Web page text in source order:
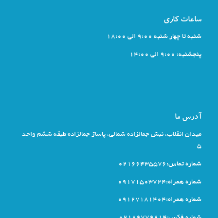
ساعات کاری
شنبه تا چهار شنبه 9:00 الی 18:00
پنجشنبه: 9:00 الی 14:00
آدرس ما
میدان انقلاب، نبش جمالزاده شمالی، پاساژ جمالزاده طبقه ششم واحد
5
شماره تماس:02166435576
شماره همراه:09171503724
شماره همراه:09127181404